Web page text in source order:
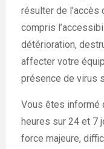
résulter de l’accès
compris
détérioration,
affecter votre
présence de virus
Vous êtes informé
heures sur 24 et 7
force majeure,